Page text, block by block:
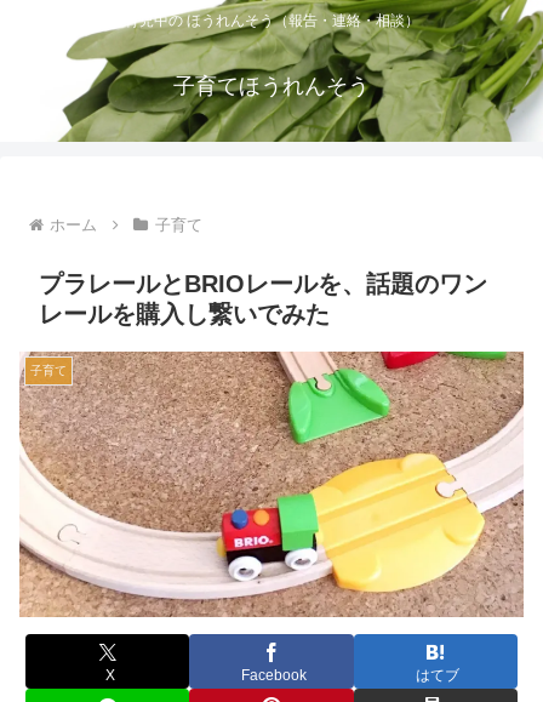
育児中の ほうれんそう（報告・連絡・相談）
子育てほうれんそう
ホーム 子育て
プラレールとBRIOレールを、話題のワン
レールを購入し繋いでみた
子育て
X Facebook はてブ